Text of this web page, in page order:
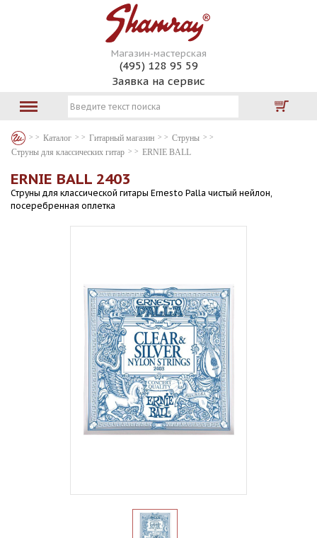
Магазин-мастерская
(495) 128 95 59
Заявка на сервис
Каталог Гитарный магазин
Струны
Струны для классических гитар
ERNIE BALL
ERNIE BALL 2403
Струны для классической гитары Ernesto Palla чистый нейлон,
посеребренная оплетка